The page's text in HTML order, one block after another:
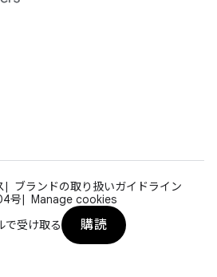
ブランドの取り扱いガイドライン
号
Manage cookies
で受け取る
購読